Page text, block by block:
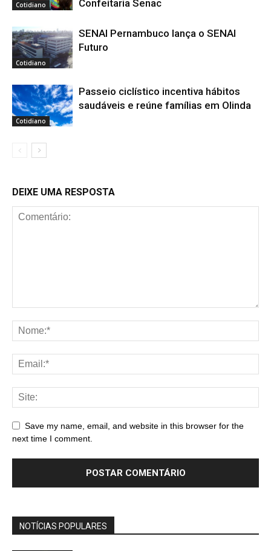
Cotidiano
Confeitaria Senac
Cotidiano
SENAI Pernambuco lança o SENAI
Futuro
Cotidiano
Passeio ciclístico incentiva hábitos
saudáveis e reúne famílias em Olinda
DEIXE UMA RESPOSTA
Save my name, email, and website in this browser for the
next time I comment.
NOTÍCIAS POPULARES